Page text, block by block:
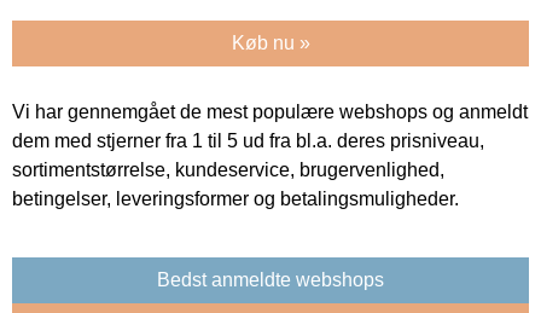
Køb nu »
Vi har gennemgået de mest populære webshops og anmeldt
dem med stjerner fra 1 til 5 ud fra bl.a. deres prisniveau,
sortimentstørrelse, kundeservice, brugervenlighed,
betingelser, leveringsformer og betalingsmuligheder.
Bedst anmeldte webshops